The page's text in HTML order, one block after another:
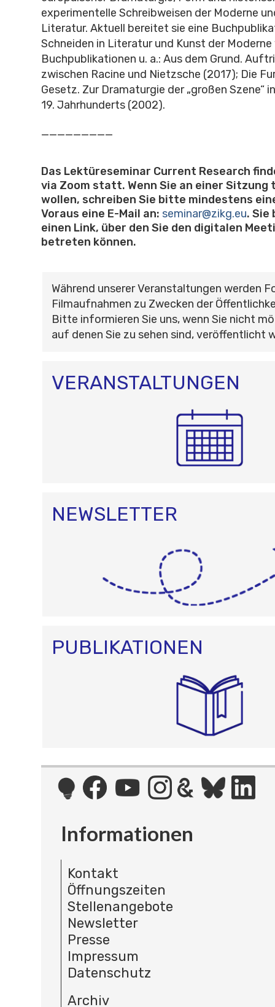
experimentelle Schreibweisen der Moderne
Literatur. Aktuell bereitet sie eine
Schneiden in Literatur und Kunst der Moderne
Buchpublikationen u. a.: Aus dem Grund.
zwischen Racine und Nietzsche (2017); Die
Gesetz. Zur Dramaturgie der „großen Szene“
19. Jahrhunderts (2002).
_________
Das Lektüreseminar Current Research
via Zoom statt. Wenn Sie an einer Sitzung
wollen, schreiben Sie bitte mindestens
Voraus eine E-Mail an: seminar@zikg.eu. Sie
einen Link, über den Sie den digitalen
betreten können.
Während unserer Veranstaltungen werden
Filmaufnahmen zu Zwecken der
Bitte informieren Sie uns, wenn Sie nicht
auf denen Sie zu sehen sind, veröffentlicht
VERANSTALTUNGEN
NEWSLETTER
PUBLIKATIONEN
Informationen
Kontakt
Öffnungszeiten
Stellenangebote
Newsletter
Presse
Impressum
Datenschutz
Archiv